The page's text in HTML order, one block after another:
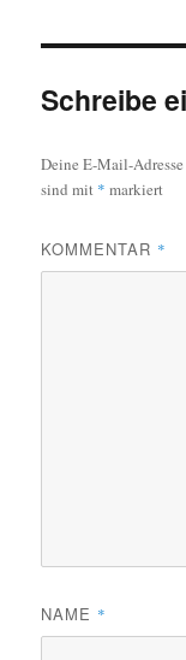
Schreibe
Deine E-Mail-
sind mit * markiert
KOMMENTAR *
NAME *